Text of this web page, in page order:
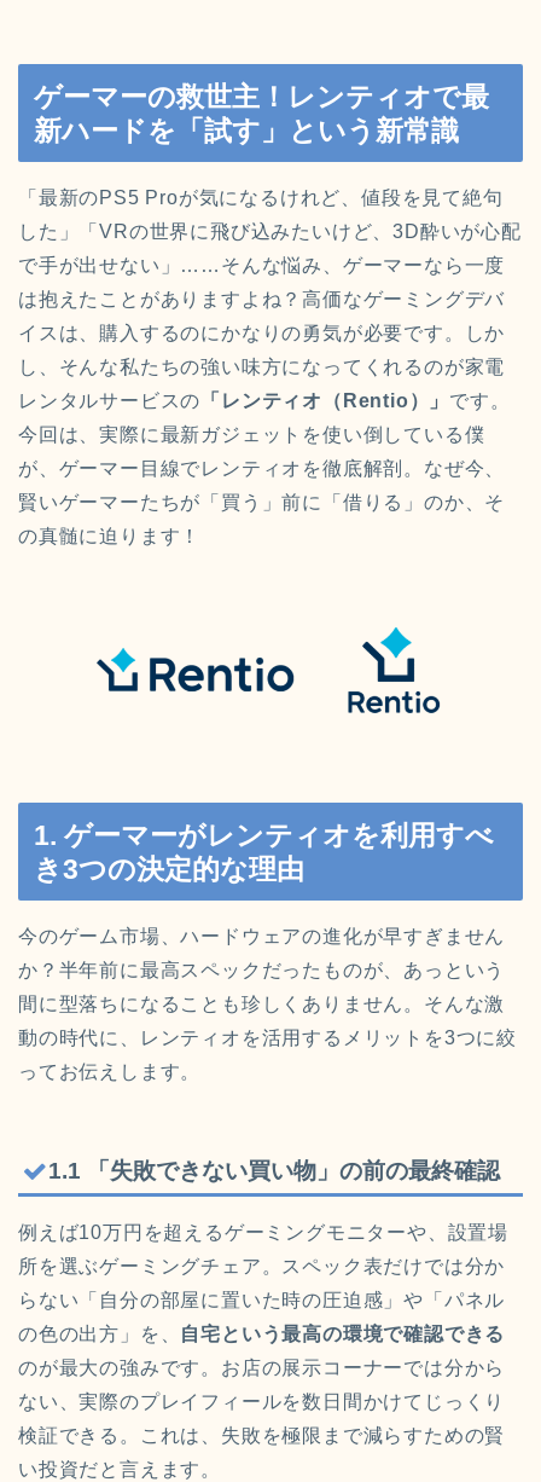
ゲーマーの救世主！レンティオで最
新ハードを「試す」という新常識
「最新のPS5 Proが気になるけれど、値段を見て絶句
した」「VRの世界に飛び込みたいけど、3D酔いが心配
で手が出せない」……そんな悩み、ゲーマーなら一度
は抱えたことがありますよね？高価なゲーミングデバ
イスは、購入するのにかなりの勇気が必要です。しか
し、そんな私たちの強い味方になってくれるのが家電
レンタルサービスの 「レンティオ（Rentio）」 です。
今回は、実際に最新ガジェットを使い倒している僕
が、ゲーマー目線でレンティオを徹底解剖。なぜ今、
賢いゲーマーたちが「買う」前に「借りる」のか、そ
の真髄に迫ります！
1. ゲーマーがレンティオを利用すべ
き3つの決定的な理由
今のゲーム市場、ハードウェアの進化が早すぎません
か？半年前に最高スペックだったものが、あっという
間に型落ちになることも珍しくありません。そんな激
動の時代に、レンティオを活用するメリットを3つに絞
ってお伝えします。
1.1 「失敗できない買い物」の前の最終確認
例えば10万円を超えるゲーミングモニターや、設置場
所を選ぶゲーミングチェア。スペック表だけでは分か
らない「自分の部屋に置いた時の圧迫感」や「パネル
の色の出方」を、 自宅という最高の環境で確認できる
のが最大の強みです。お店の展示コーナーでは分から
ない、実際のプレイフィールを数日間かけてじっくり
検証できる。これは、失敗を極限まで減らすための賢
い投資だと言えます。